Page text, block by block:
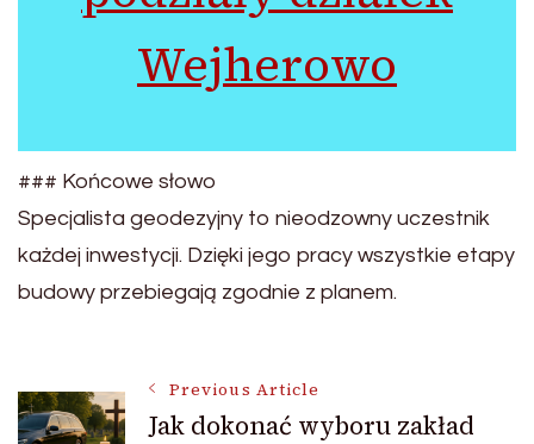
Wejherowo
### Końcowe słowo
Specjalista geodezyjny to nieodzowny uczestnik
każdej inwestycji. Dzięki jego pracy wszystkie etapy
budowy przebiegają zgodnie z planem.
Post
Previous Article
Jak dokonać wyboru zakład